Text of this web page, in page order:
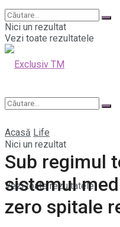
Nici un rezultat
Vezi toate rezultatele
Nici un rezultat
Vezi toate rezultatele
Acasă Life
Sub regimul
sistemul
zero spitale